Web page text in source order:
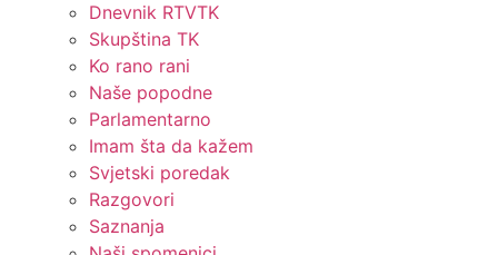
Dnevnik RTVTK
Skupština TK
Ko rano rani
Naše popodne
Parlamentarno
Imam šta da kažem
Svjetski poredak
Razgovori
Saznanja